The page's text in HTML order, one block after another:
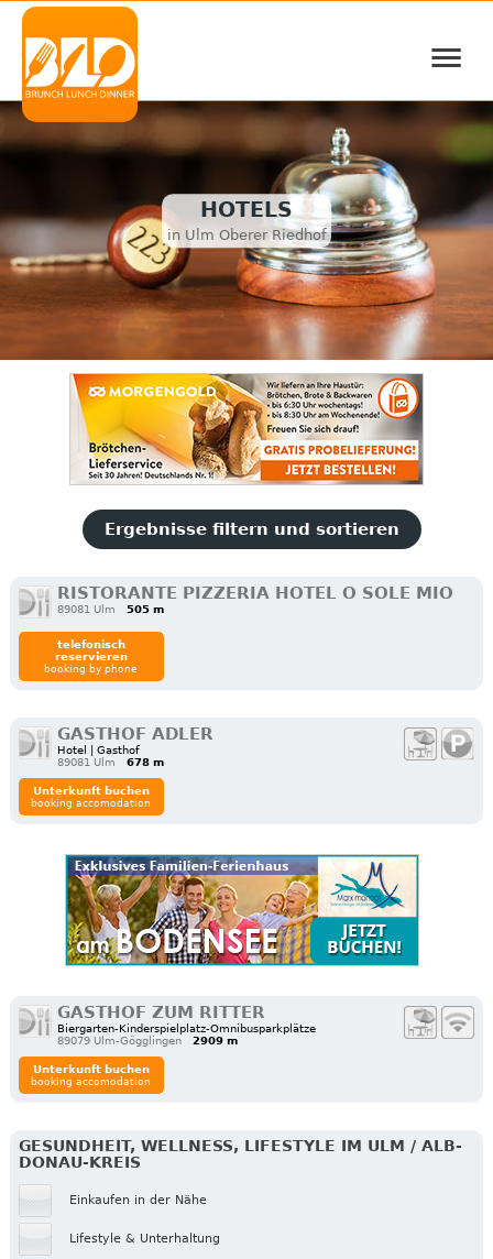
≡
HOTELS
in Ulm Oberer Riedhof
Ergebnisse filtern und sortieren
RISTORANTE PIZZERIA HOTEL O SOLE MIO
89081 Ulm 505 m
telefonisch
reservieren
booking by phone
GASTHOF ADLER
Hotel | Gasthof
89081 Ulm
678 m
Unterkunft buchen
booking accomodation
GASTHOF ZUM RITTER
Biergarten-Kinderspielplatz-Omnibusparkplätze
89079 Ulm-Gögglingen
2909 m
Unterkunft buchen
booking accomodation
GESUNDHEIT, WELLNESS, LIFESTYLE IM ULM / ALB-
DONAU-KREIS
Einkaufen in der Nähe
Lifestyle & Unterhaltung